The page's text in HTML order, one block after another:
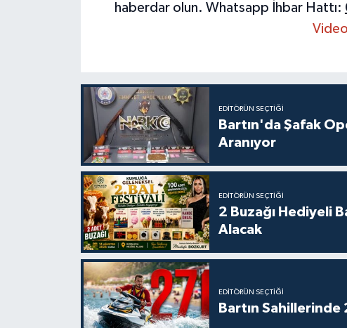
haberdar olun. Whatsapp İhbar Hattı:
EDITÖRÜN SEÇTIĞI
Bartın'da Şafak
Aranıyor
EDITÖRÜN SEÇTIĞI
2 Buzağı Hediyeli
Alacak
EDITÖRÜN SEÇTIĞI
Bartın